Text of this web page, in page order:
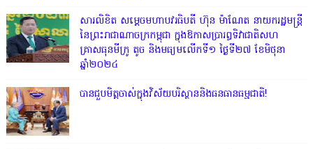
សារលិខិត សម្តេចមហាបវរធិបតី ហ៊ុន ម៉ាណែត នាយករដ្ឋមន្ត្រី
នៃព្រះរាជាណាចក្រកម្ពុជា ក្នុងឱកាសប្រារព្ធទិវាជាតិសហ
គ្រាសធុនមីក្រូ តូច និងមធ្យមលើកទី១ ថ្ងៃទី២៧ ខែមិថុនា
ឆ្នាំ២០២៤
បានជួបមិត្តចាស់ក្នុងវិស័យបរិស្ថាននិងធនធានធម្មជាតិ!